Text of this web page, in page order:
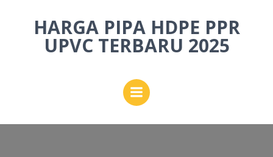
to
content
HARGA PIPA HDPE PPR
UPVC TERBARU 2025